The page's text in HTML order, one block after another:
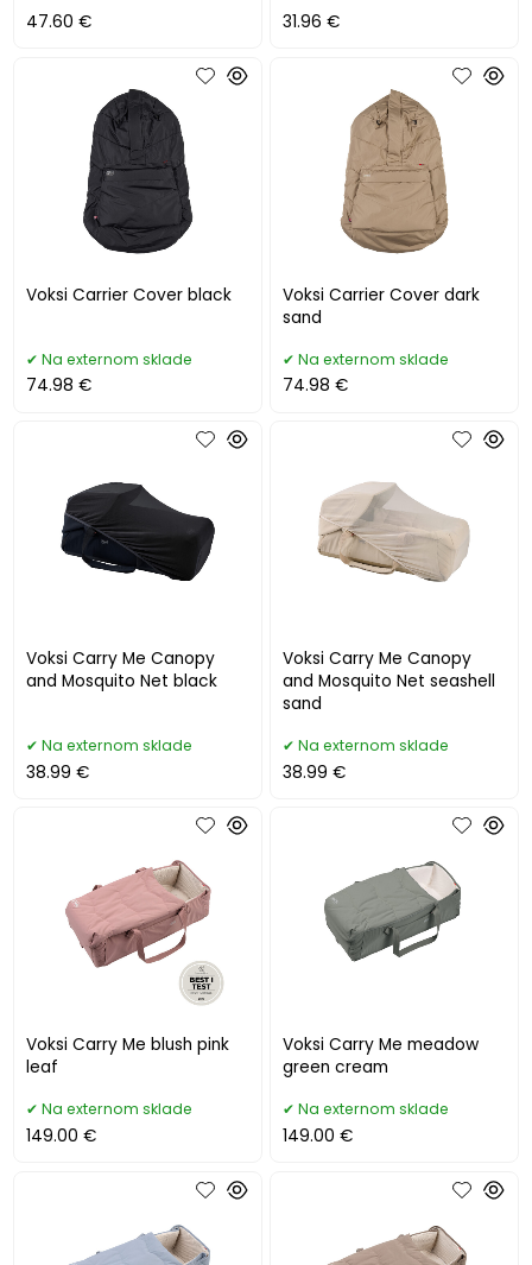
47.60 € 31.96 €
Voksi Carrier Cover black
Na externom sklade
74.98 €
Voksi Carrier Cover dark
sand
Na externom sklade
74.98 €
Voksi Carry Me Canopy
and Mosquito Net black
Na externom sklade
38.99 €
Voksi Carry Me Canopy
and Mosquito Net seashell
sand
Na externom sklade
38.99 €
Voksi Carry Me blush pink
leaf
Na externom sklade
149.00 €
Voksi Carry Me meadow
green cream
Na externom sklade
149.00 €